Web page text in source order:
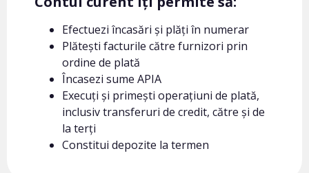
Efectuezi încasări și plăți în numerar
Plătești facturile către furnizori prin
ordine de plată
Încasezi sume APIA
Execuți și primești operațiuni de plată,
inclusiv transferuri de credit, către și de
la terți
Constitui depozite la termen